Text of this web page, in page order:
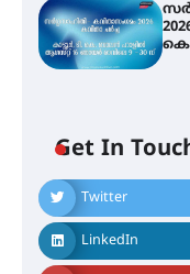
Get In
Twitter
LinkedIn